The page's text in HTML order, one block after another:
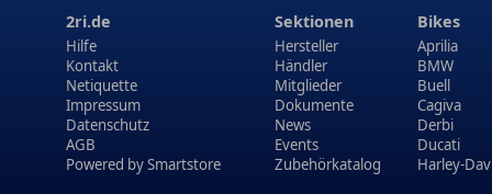
2ri.de
Hilfe
Kontakt
Netiquette
Impressum
Datenschutz
AGB
Powered bySmartstore
Sektionen
Hersteller
Händler
Mitglieder
Dokumente
News
Events
Zubehörkatalog
Bikes
Aprilia
BMW
Buell
Cagiva
Derbi
Ducati
Harley-